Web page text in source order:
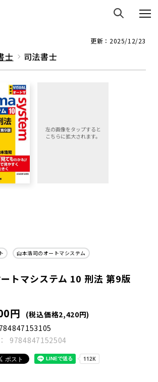
更新：2025/12/23
士 司法書士
山本浩司のオートマシステム
トマシステム 10 刑法 第9版
円
(税込価格2,420円)
9784847152504